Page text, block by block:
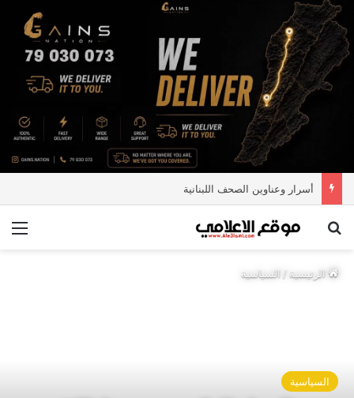
أسرار وعناوين الصحف اللبنانية
بحث عن
الرئيسية/ السياسية
السياسية